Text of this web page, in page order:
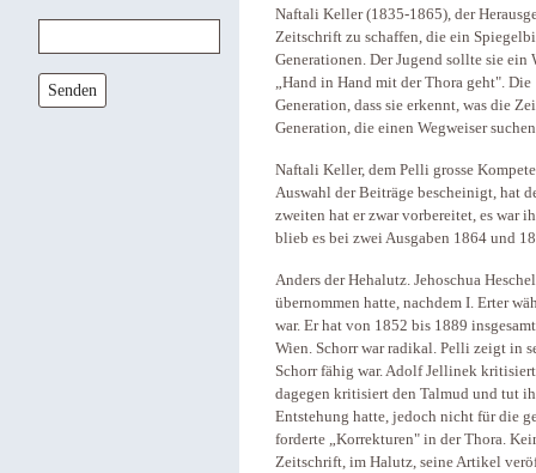
Senden
Naftali Keller (1835-1865), der
Zeitschrift zu schaffen, die ein
Generationen. Der Jugend sollte sie ein
„Hand in Hand mit der Thora geht".
Generation, dass sie erkennt, was die
Generation, die einen Wegweiser
Naftali Keller, dem Pelli grosse
Auswahl der Beiträge bescheinigt, hat
zweiten hat er zwar vorbereitet, es war
blieb es bei zwei Ausgaben 1864 und
Anders der Hehalutz. Jehoschua
übernommen hatte, nachdem I. Erter
war. Er hat von 1852 bis 1889
Wien. Schorr war radikal. Pelli zeigt in
Schorr fähig war. Adolf Jellinek
dagegen kritisiert den Talmud und tut
Entstehung hatte, jedoch nicht für die
forderte „Korrekturen" in der Thora.
Zeitschrift, im Halutz, seine Artikel